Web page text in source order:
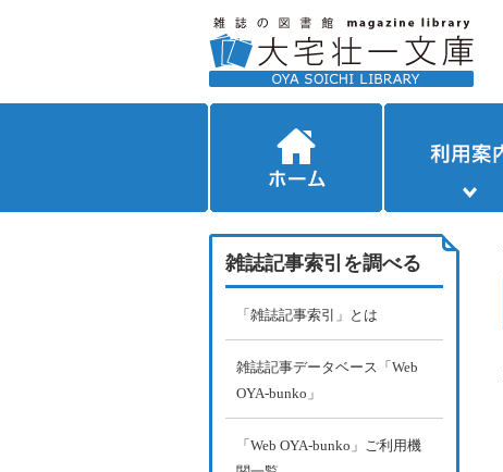
雑誌記事索引を調べる
「雑誌記事索引」とは
雑誌記事データベース「Web
OYA-bunko」
「Web OYA-bunko」ご利用機